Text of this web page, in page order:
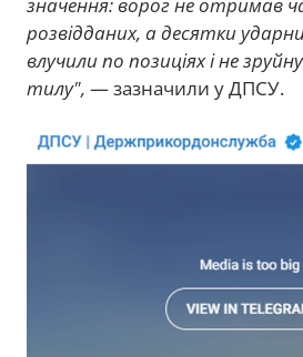
значення: ворог не отримав
розвідданих, а десятки
влучили по позиціях і не
тилу", — зазначили у ДПСУ.